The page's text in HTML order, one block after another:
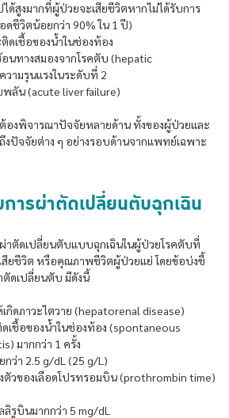
ด้สูงมากที่ผู้ป่วยจะเสียชีวิตหากไม่ได้รับการ
ดชีวิตน้อยกว่า 90% ใน 1 ปี)
ดเชื้อของน้ำในช่องท้อง
นทางสมองจากโรคตับ (hepatic
ามรุนแรงในระดับที่ 2
ลัน (acute liver failure)
องพิจารณาปัจจัยหลายด้าน ทั้งของผู้ป่วยและ
ปัจจัยต่าง ๆ อย่างรอบด้านจากแพทย์เฉพาะ
การผ่าตัดเปลี่ยนตับฉุกเฉิน
ตัดเปลี่ยนตับแบบฉุกเฉินในผู้ป่วยโรคตับที่
สียชีวิต หรือคุณภาพชีวิตผู้ป่วยแย่ โดยข้อบ่งชี้
ตัดเปลี่ยนตับ มีดังนี้
กิดภาวะไตวาย (hepatorenal disease)
เชื้อของน้ำในช่องท้อง (spontaneous
มากกว่า 1 ครั้ง
ว่า 2.5 g/dL (25 g/L)
ตัวของเลือดโปรทรอมบิน (prothrombin time)
รูบินมากกว่า 5 mg/dL